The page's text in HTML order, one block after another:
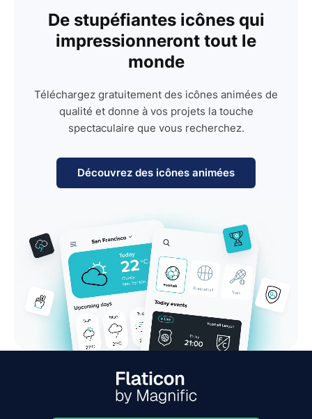
De stupéfiantes icônes qui
impressionneront tout le
monde
Téléchargez gratuitement des icônes animées de
qualité et donne à vos projets la touche
spectaculaire que vous recherchez.
Découvrez des icônes animées